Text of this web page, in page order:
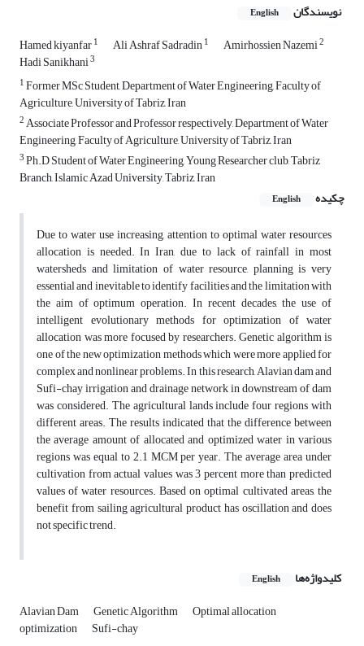
نویسندگان English
Hamed kiyanfar1 Ali Ashraf Sadradin1 Amirhossien Nazemi2
Hadi Sanikhani3
1Former MSc Student, Department of Water Engineering, Faculty of
Agriculture, University of Tabriz, Iran
2Associate Professor and Professor respectively, Department of Water
Engineering, Faculty of Agriculture, University of Tabriz, Iran
3Ph.D Student of Water Engineering, Young Researcher club, Tabriz
Branch, Islamic Azad University, Tabriz, Iran
چکیده
English
Due to water use increasing, attention to optimal water resources
allocation is needed. In Iran, due to lack of rainfall in most
watersheds and limitation of water resource, planning is very
essential and inevitable to identify facilities and the limitation with
the aim of optimum operation. In recent decades, the use of
intelligent evolutionary methods for optimization of water
allocation was more focused by researchers. Genetic algorithm is
one of the new optimization methods which were more applied for
complex and nonlinear problems. In this research, Alavian dam and
Sufi-chay irrigation and drainage network in downstream of dam
was considered. The agricultural lands include four regions with
different areas. The results indicated that the difference between
the average amount of allocated and optimized water in various
regions was equal to 2.1 MCM per year. The average area under
cultivation from actual values was 3 percent more than predicted
values of water resources. Based on optimal cultivated areas, the
benefit from sailing agricultural product has oscillation and does
not specific trend.
کلیدواژه‌ها English
Alavian Dam Genetic Algorithm Optimal allocation
optimization Sufi-chay